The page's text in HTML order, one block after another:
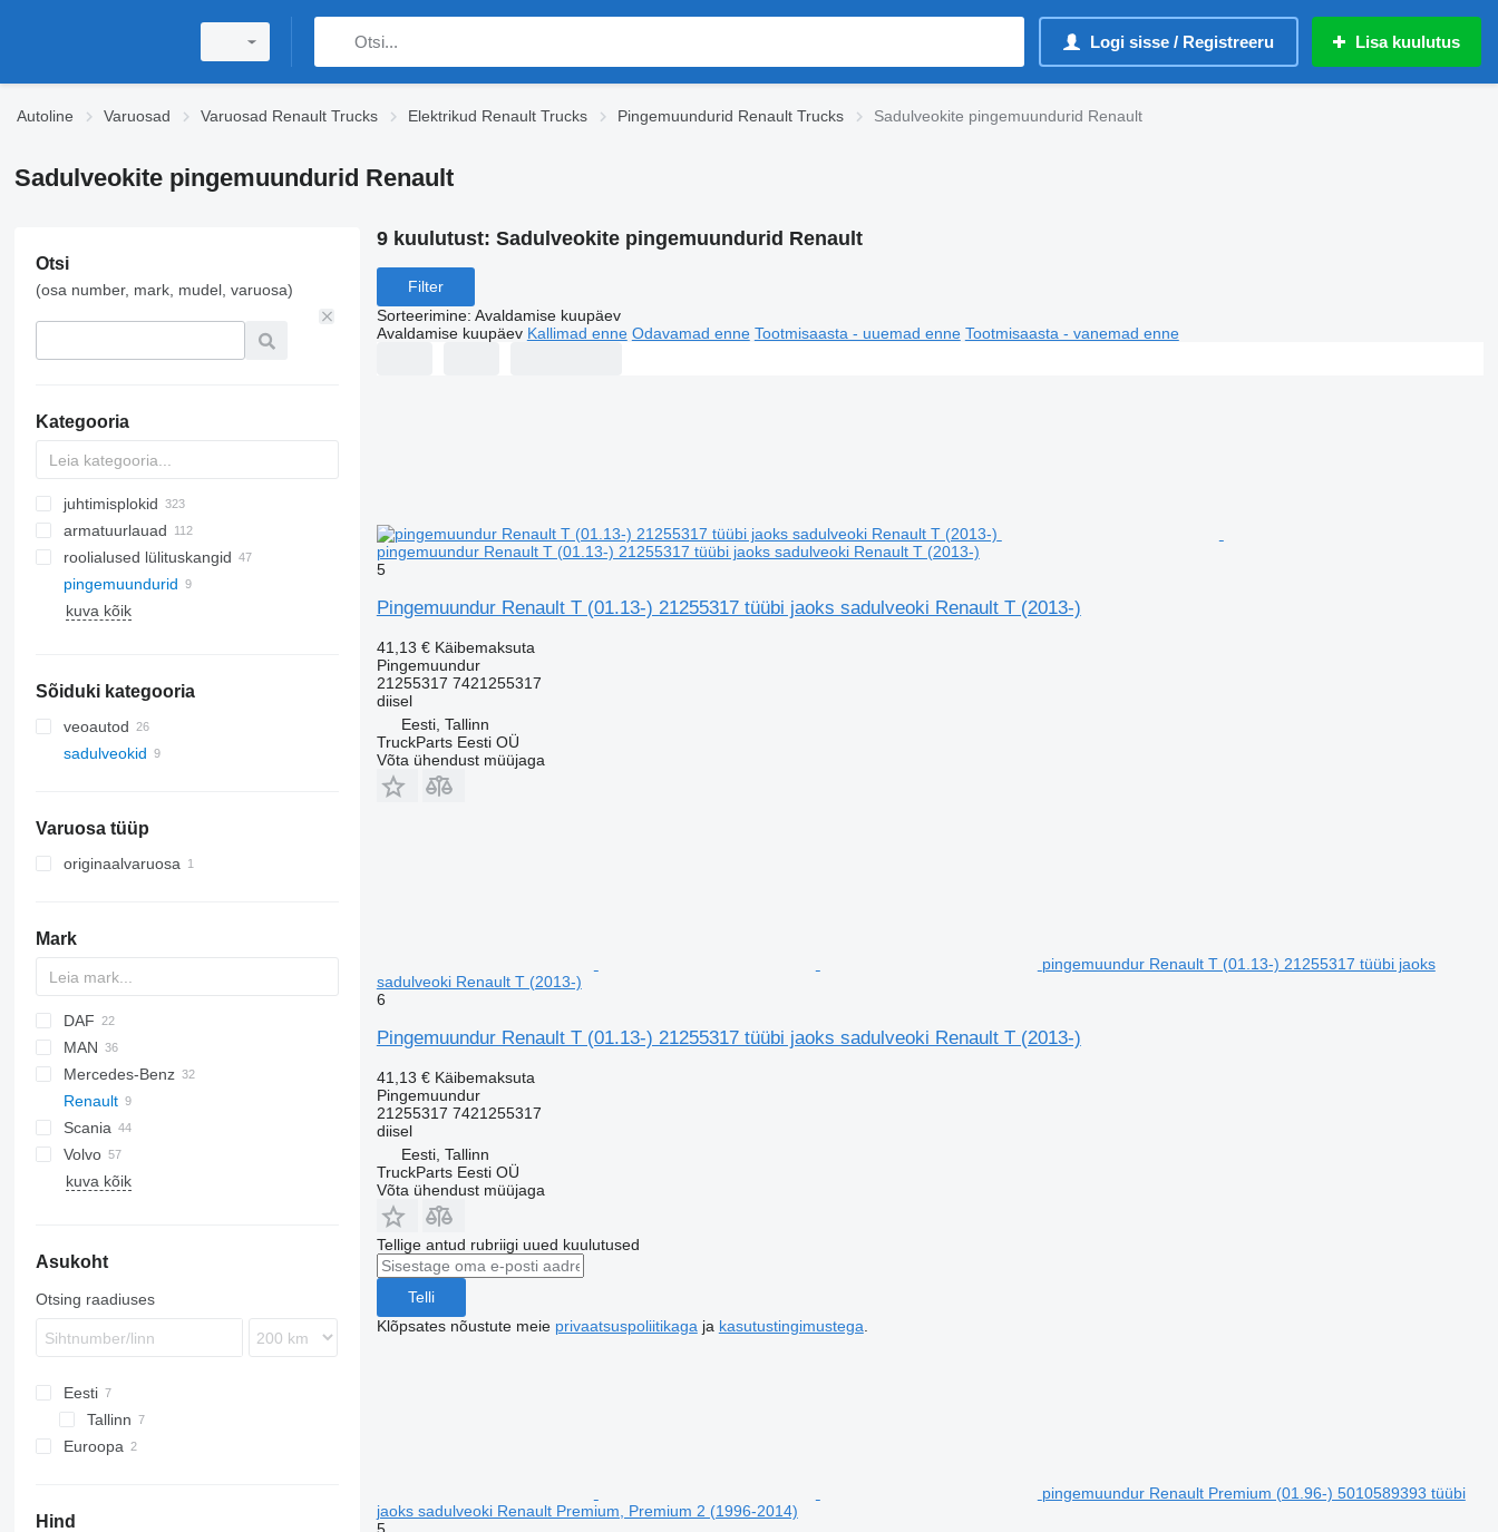
Logi sisse / Registreeru Lisa kuulutus
Autoline Varuosad Varuosad Renault Trucks Elektrikud Renault Trucks Pingemuundurid Renault Trucks Sadulveokite pingemuundurid Renault
Sadulveokite pingemuundurid Renault
Otsi
(osa number, mark, mudel, varuosa)
Kategooria
juhtimisplokid
armatuurlauad
roolialused lülituskangid
pingemuundurid
kuva kõik
Sõiduki kategooria
veoautod
sadulveokid
Varuosa tüüp
originaalvaruosa
Mark
DAF
CF
XF
S-Way
Stralis
MAN
L2000
TGA
TGL
TGM
TGS
Mercedes-Benz
A-Class
Actros
Antos
Arocs
Econic
Canter
Renault
Magnum
Premium
Scania
K-series
P-series
Volvo
FE
FMX
kuva kõik
Asukoht
Otsing raadiuses
Eesti
Tallinn
Euroopa
Hind
9 kuulutust: Sadulveokite pingemuundurid Renault
Filter
Sorteerimine: Avaldamise kuupäev
Avaldamise kuupäev Kallimad enne Odavamad enne Tootmisaasta - uuemad enne Tootmisaasta - vanemad enne
pingemuundur Renault T (01.13-) 21255317 tüübi jaoks sadulveoki Renault T (2013-)
5
Pingemuundur Renault T (01.13-) 21255317 tüübi jaoks sadulveoki Renault T (2013-)
41,13 € Käibemaksuta
Pingemuundur
21255317 7421255317
diisel
Eesti, Tallinn
TruckParts Eesti OÜ
Võta ühendust müüjaga
pingemuundur Renault T (01.13-) 21255317 tüübi jaoks
sadulveoki Renault T (2013-)
6
Pingemuundur Renault T (01.13-) 21255317 tüübi jaoks sadulveoki Renault T (2013-)
41,13 € Käibemaksuta
Pingemuundur
21255317 7421255317
diisel
Eesti, Tallinn
TruckParts Eesti OÜ
Võta ühendust müüjaga
Tellige antud rubriigi uued kuulutused
Telli
Klõpsates nõustute meie privaatsuspoliitikaga ja kasutustingimustega
pingemuundur Renault Premium (01.96-) 5010589393 tüübi
jaoks sadulveoki Renault Premium, Premium 2 (1996-2014)